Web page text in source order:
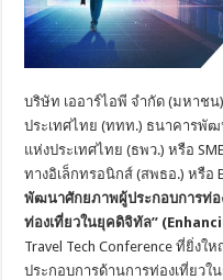
บริษัท เออาร์ไอพี จำกัด (มหาช
ประเทศไทย (ททท.) ธนาคารพั
แห่งประเทศไทย (ธพว.) หรือ
ทางอิเล็กทรอนิกส์ (สพธอ.) หรือ
พัฒนาศักยภาพผู้ประกอบการท่อ
ท่องเที่ยวในยุคดิจิทัล” (
Travel Tech Conference ที่ยิ่งใ
ประกอบการด้านการท่องเที่ยว